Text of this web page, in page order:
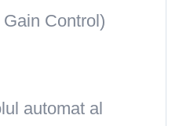
Control)
automat al